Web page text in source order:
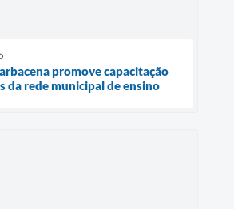
promove capacitação
da rede municipal de ensino